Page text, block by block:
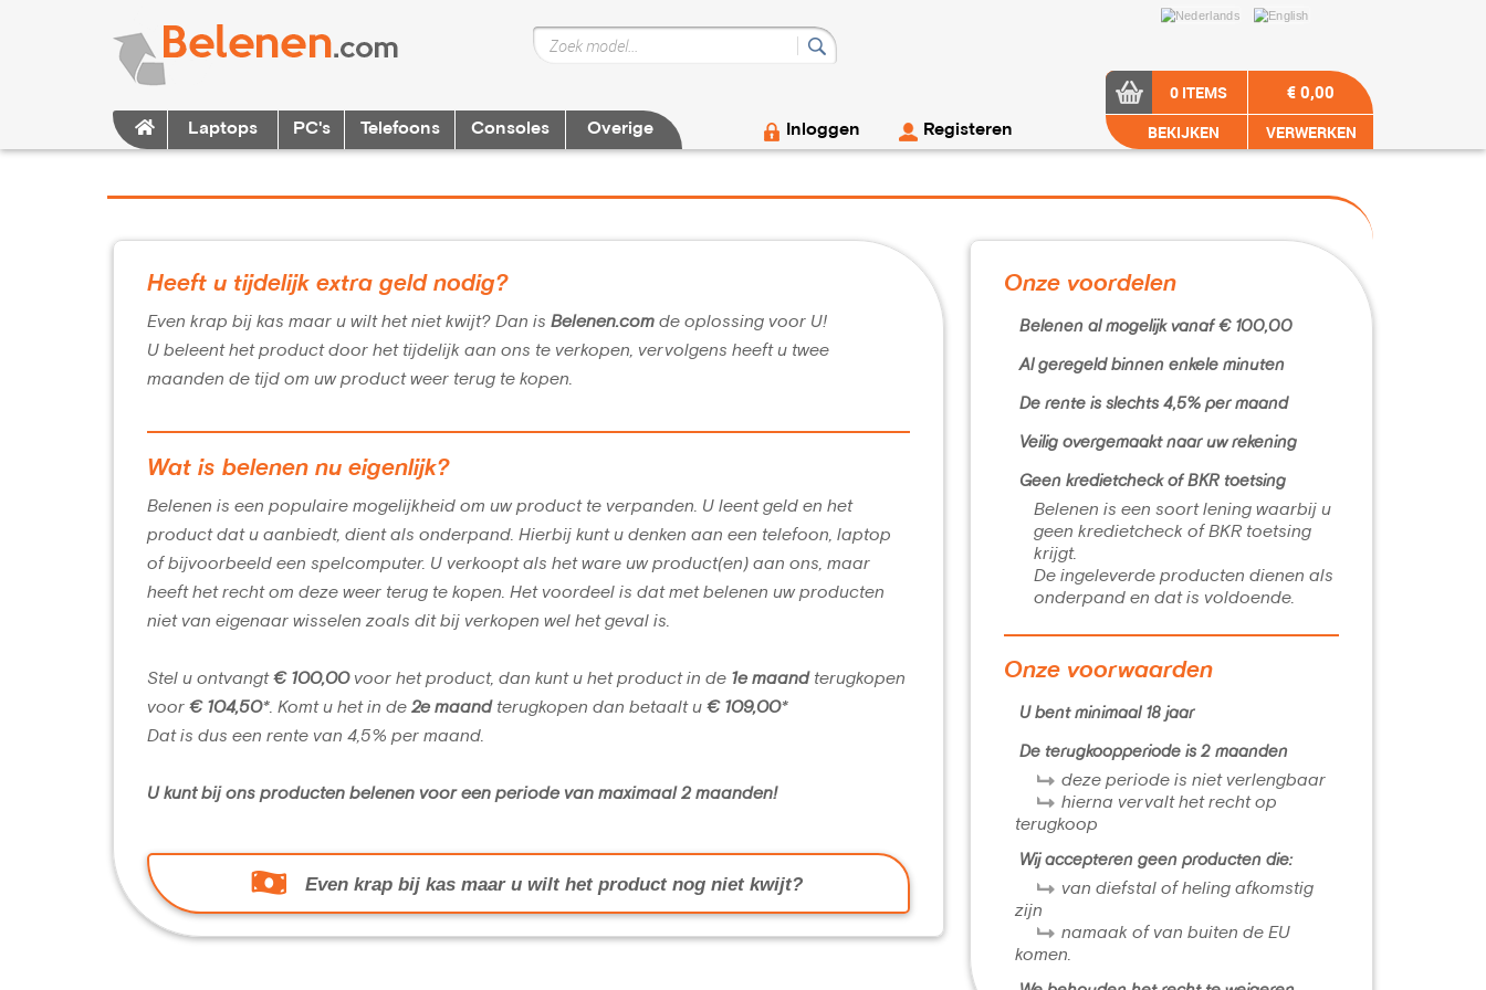
Laptops PC's Telefoons Consoles Overige Inloggen Registeren
0 ITEMS
BEKIJKEN
€ 0,00
VERWERKEN
Heeft u tijdelijk extra geld nodig?
Even krap bij kas maar u wilt het niet kwijt? Dan is Belenen.com de oplossing voor U!
U beleent het product door het tijdelijk aan ons te verkopen, vervolgens heeft u twee
maanden de tijd om uw product weer terug te kopen.
Wat is belenen nu eigenlijk?
Belenen is een populaire mogelijkheid om uw product te verpanden. U leent geld en het
product dat u aanbiedt, dient als onderpand. Hierbij kunt u denken aan een telefoon, laptop
of bijvoorbeeld een spelcomputer. U verkoopt als het ware uw product(en) aan ons, maar
heeft het recht om deze weer terug te kopen. Het voordeel is dat met belenen uw producten
niet van eigenaar wisselen zoals dit bij verkopen wel het geval is.
Stel u ontvangt € 100,00voor het product, dan kunt u het product in de 1e maand terugkopen
voor € 104,50*. Komt u het in de 2e maand terugkopen dan betaalt u € 109,00*
Dat is dus een rente van 4,5% per maand.
U kunt bij ons producten belenen voor een periode van maximaal 2 maanden!
Even krap bij kas maar u wilt het product nog niet kwijt?
Onze voordelen
Belenen al mogelijk vanaf € 100,00
Al geregeld binnen enkele minuten
De rente is slechts 4,5% per maand
Veilig overgemaakt naar uw rekening
Geen kredietcheck of BKR toetsing
Belenen is een soort lening waarbij u
geen kredietcheck of BKR toetsing
krijgt.
De ingeleverde producten dienen als
onderpand en dat is voldoende.
Onze voorwaarden
U bent minimaal 18 jaar
De terugkoopperiode is 2 maanden
deze periode is niet verlengbaar
hierna vervalt het recht op
terugkoop
Wij accepteren geen producten die:
van diefstal of heling afkomstig
zijn
namaak of van buiten de EU
komen.